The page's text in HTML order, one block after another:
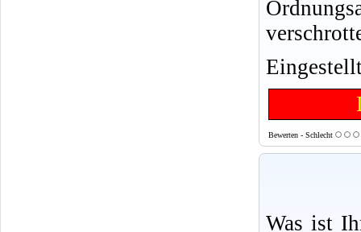
Bewerten - Schlecht
Was ist